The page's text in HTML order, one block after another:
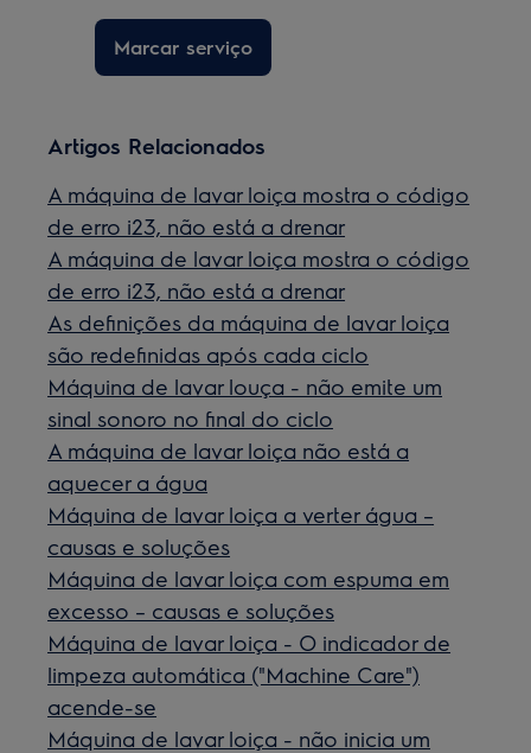
Marcar serviço
Artigos Relacionados
A máquina de lavar loiça mostra o código
de erro i23, não está a drenar
A máquina de lavar loiça mostra o código
de erro i23, não está a drenar
As definições da máquina de lavar loiça
são redefinidas após cada ciclo
Máquina de lavar louça - não emite um
sinal sonoro no final do ciclo
A máquina de lavar loiça não está a
aquecer a água
Máquina de lavar loiça a verter água –
causas e soluções
Máquina de lavar loiça com espuma em
excesso – causas e soluções
Máquina de lavar loiça - O indicador de
limpeza automática ("Machine Care")
acende-se
Máquina de lavar loiça - não inicia um